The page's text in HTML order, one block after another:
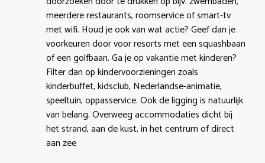
meerdere restaurants, roomservice of smart-tv
met wifi. Houd je ook van wat actie? Geef dan je
voorkeuren door voor resorts met een squashbaan
of een golfbaan. Ga je op vakantie met kinderen?
Filter dan op kindervoorzieningen zoals
kinderbuffet, kidsclub, Nederlandse-animatie,
speeltuin, oppasservice. Ook de ligging is natuurlijk
van belang. Overweeg accommodaties dicht bij
het strand, aan de kust, in het centrum of direct
aan zee